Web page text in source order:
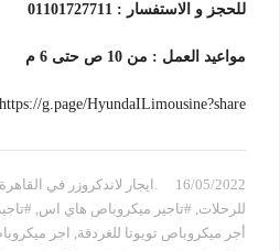
للحجز و الاستفسار : 01101727711
مواعيد العمل : من 10 ص حتى 6 م
https://g.page/HyundaILimousine?share
16/05/2022 .ايجار لاندكروزر في القاهرة
للرحلات, #تاجير ميكروباص هاي اس,
أجر ميكروباص تويوتا للغردقة, اجر